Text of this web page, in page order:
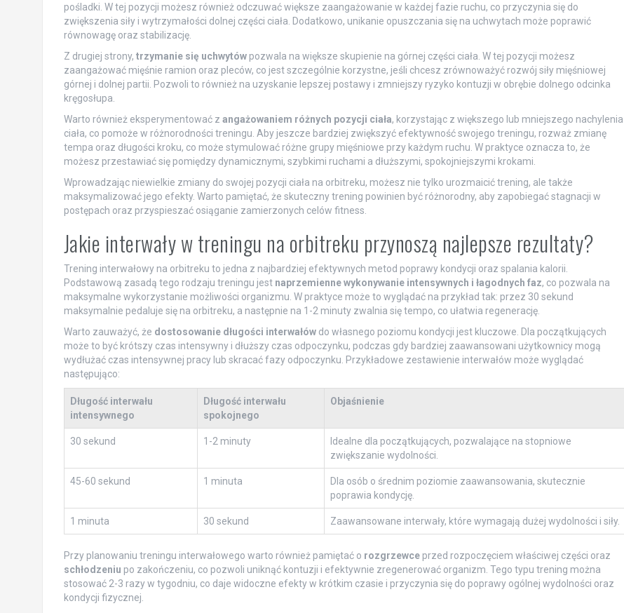
pośladki. W tej pozycji możesz również odczuwać większe zaangażowanie w każdej fazie ruchu, co przyczynia się do
zwiększenia siły i wytrzymałości dolnej części ciała. Dodatkowo, unikanie opuszczania się na uchwytach może poprawić
równowagę oraz stabilizację.
Z drugiej strony, trzymanie się uchwytówpozwala na większe skupienie na górnej części ciała. W tej pozycji możesz
zaangażować mięśnie ramion oraz pleców, co jest szczególnie korzystne, jeśli chcesz zrównoważyć rozwój siły mięśniowej
górnej i dolnej partii. Pozwoli to również na uzyskanie lepszej postawy i zmniejszy ryzyko kontuzji w obrębie dolnego odcinka
kręgosłupa.
Warto również eksperymentować z angażowaniem różnych pozycji ciała, korzystając z większego lub mniejszego nachylenia
ciała, co pomoże w różnorodności treningu. Aby jeszcze bardziej zwiększyć efektywność swojego treningu, rozważ zmianę
tempa oraz długości kroku, co może stymulować różne grupy mięśniowe przy każdym ruchu. W praktyce oznacza to, że
możesz przestawiać się pomiędzy dynamicznymi, szybkimi ruchami a dłuższymi, spokojniejszymi krokami.
Wprowadzając niewielkie zmiany do swojej pozycji ciała na orbitreku, możesz nie tylko urozmaicić trening, ale także
maksymalizować jego efekty. Warto pamiętać, że skuteczny trening powinien być różnorodny, aby zapobiegać stagnacji w
postępach oraz przyspieszać osiąganie zamierzonych celów fitness.
Jakie interwały w treningu na orbitreku przynoszą najlepsze rezultaty?
Trening interwałowy na orbitreku to jedna z najbardziej efektywnych metod poprawy kondycji oraz spalania kalorii.
Podstawową zasadą tego rodzaju treningu jest naprzemienne wykonywanie intensywnych i łagodnych faz, co pozwala na
maksymalne wykorzystanie możliwości organizmu. W praktyce może to wyglądać na przykład tak: przez 30 sekund
maksymalnie pedaluje się na orbitreku, a następnie na 1-2 minuty zwalnia się tempo, co ułatwia regenerację.
Warto zauważyć, że dostosowanie długości interwałówdo własnego poziomu kondycji jest kluczowe. Dla początkujących
może to być krótszy czas intensywny i dłuższy czas odpoczynku, podczas gdy bardziej zaawansowani użytkownicy mogą
wydłużać czas intensywnej pracy lub skracać fazy odpoczynku. Przykładowe zestawienie interwałów może wyglądać
następująco:
Długość interwału
intensywnego
Długość interwału
spokojnego
Objaśnienie
30 sekund 1-2 minuty
Idealne dla początkujących, pozwalające na stopniowe
zwiększanie wydolności.
45-60 sekund 1 minuta
Dla osób o średnim poziomie zaawansowania, skutecznie
poprawia kondycję.
1 minuta 30 sekund Zaawansowane interwały, które wymagają dużej wydolności i siły.
Przy planowaniu treningu interwałowego warto również pamiętać o rozgrzewceprzed rozpoczęciem właściwej części oraz
schłodzeniu po zakończeniu, co pozwoli uniknąć kontuzji i efektywnie zregenerować organizm. Tego typu trening można
stosować 2-3 razy w tygodniu, co daje widoczne efekty w krótkim czasie i przyczynia się do poprawy ogólnej wydolności oraz
kondycji fizycznej.